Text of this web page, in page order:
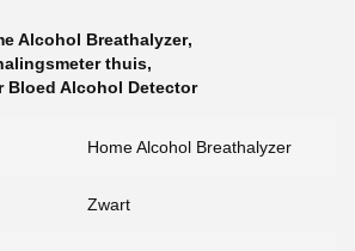
Alcohol Breathalyzer,
thuis,
Bloed Alcohol Detector
Home Alcohol Breathalyzer
Zwart